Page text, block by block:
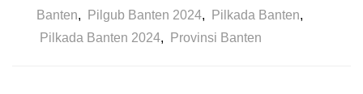
Banten, Pilgub Banten 2024, Pilkada Banten,
Pilkada Banten 2024, Provinsi Banten